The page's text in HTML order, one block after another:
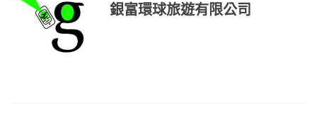
銀富環球旅遊有限公司